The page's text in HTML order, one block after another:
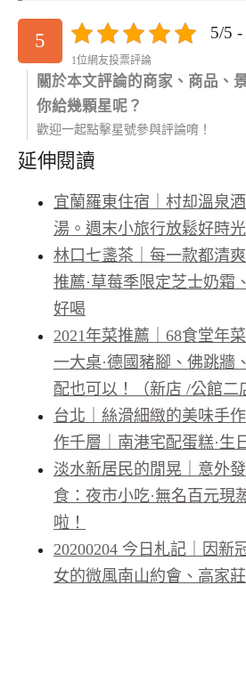
5 5/5
1位網友投票評論
關於本文評論的商家、商品、
你給幾顆星呢？
歡迎一起點擊星號參與評論唷！
延伸閱讀
宜蘭羅東住宿｜村却溫泉
湯。週末小旅行放鬆好時光
林口七盞茶｜每一款都清
推薦·草莓季限定芝士奶霜
好喝
2021年菜推薦｜68食堂年
一大桌·德國豬腳、佛跳牆
配也可以！（新店 /公館二
台北｜絲滑細緻的美味手
作千層｜南港宅配蛋糕·生
淡水新居民的閒晃｜意外
食：夜市小吃·無名百元現
啦！
20200204 今日札記｜因新
女的微風南山約會、高家